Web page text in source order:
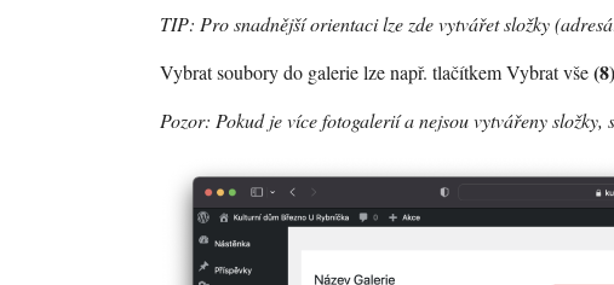
TIP: Pro snadnější orientaci lze zde vytvářet složky
Vybrat soubory do galerie lze např. tlačítkem Vybrat vše(8)
Pozor: Pokud je více fotogalerií a nejsou vytvářeny složky,